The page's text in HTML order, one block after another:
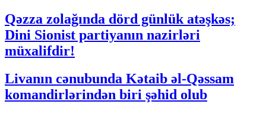
Qəzza zolağında dörd günlük atəşkəs;
Dini Sionist partiyanın nazirləri
müxalifdir!
Livanın cənubunda Kətaib əl-Qəssam
komandirlərindən biri şəhid olub